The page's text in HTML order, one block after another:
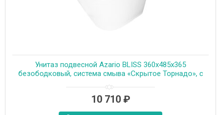
Унитаз подвесной Azario BLISS 360х485х365
безободковый, система смыва «Скрытое Торнадо», с
WHT)
10 710 ₽